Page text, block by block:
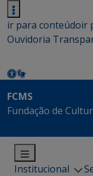
ir para conteúdoir
Ouvidoria
FCMS
Fundação de
Institucional